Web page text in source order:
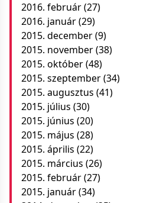
2016. február(27)
2016. január(29)
2015. december(9)
2015. november(38)
2015. október(48)
2015. szeptember(34)
2015. augusztus (41)
2015. július (30)
2015. június (20)
2015. május (28)
2015. április (22)
2015. március (26)
2015. február(27)
2015. január(34)